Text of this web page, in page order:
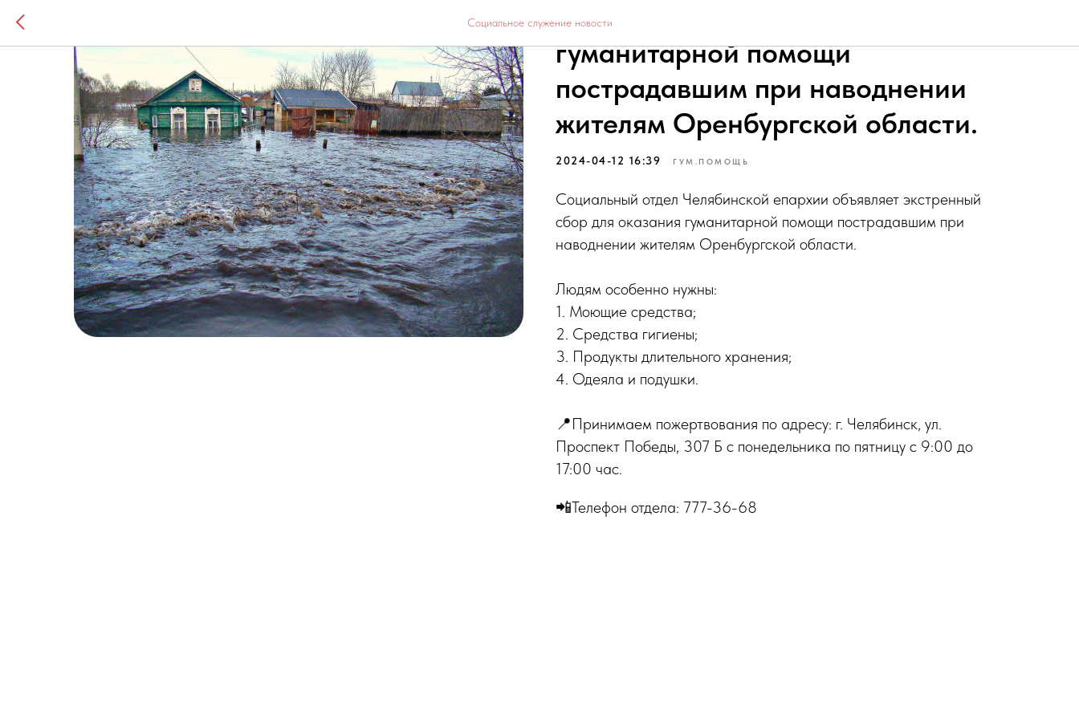
Социальное служение новостиЭкстренный сбор для оказания
гуманитарной помощи
пострадавшим при наводнении
жителям Оренбургской области.
2024-04-12 16:39 ГУМ.ПОМОЩЬ
Социальный отдел Челябинской епархии объявляет экстренный
сбор для оказания гуманитарной помощи пострадавшим при
наводнении жителям Оренбургской области.
Людям особенно нужны:
1. Моющие средства;
2. Средства гигиены;
3. Продукты длительного хранения;
4. Одеяла и подушки.
📍Принимаем пожертвования по адресу: г. Челябинск, ул.
Проспект Победы, 307 Б с понедельника по пятницу с 9:00 до
17:00 час.
📲Телефон отдела: 777-36-68